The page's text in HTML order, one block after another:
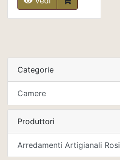
Categorie
Camere
Produttori
Arredamenti Artigianali Rosi